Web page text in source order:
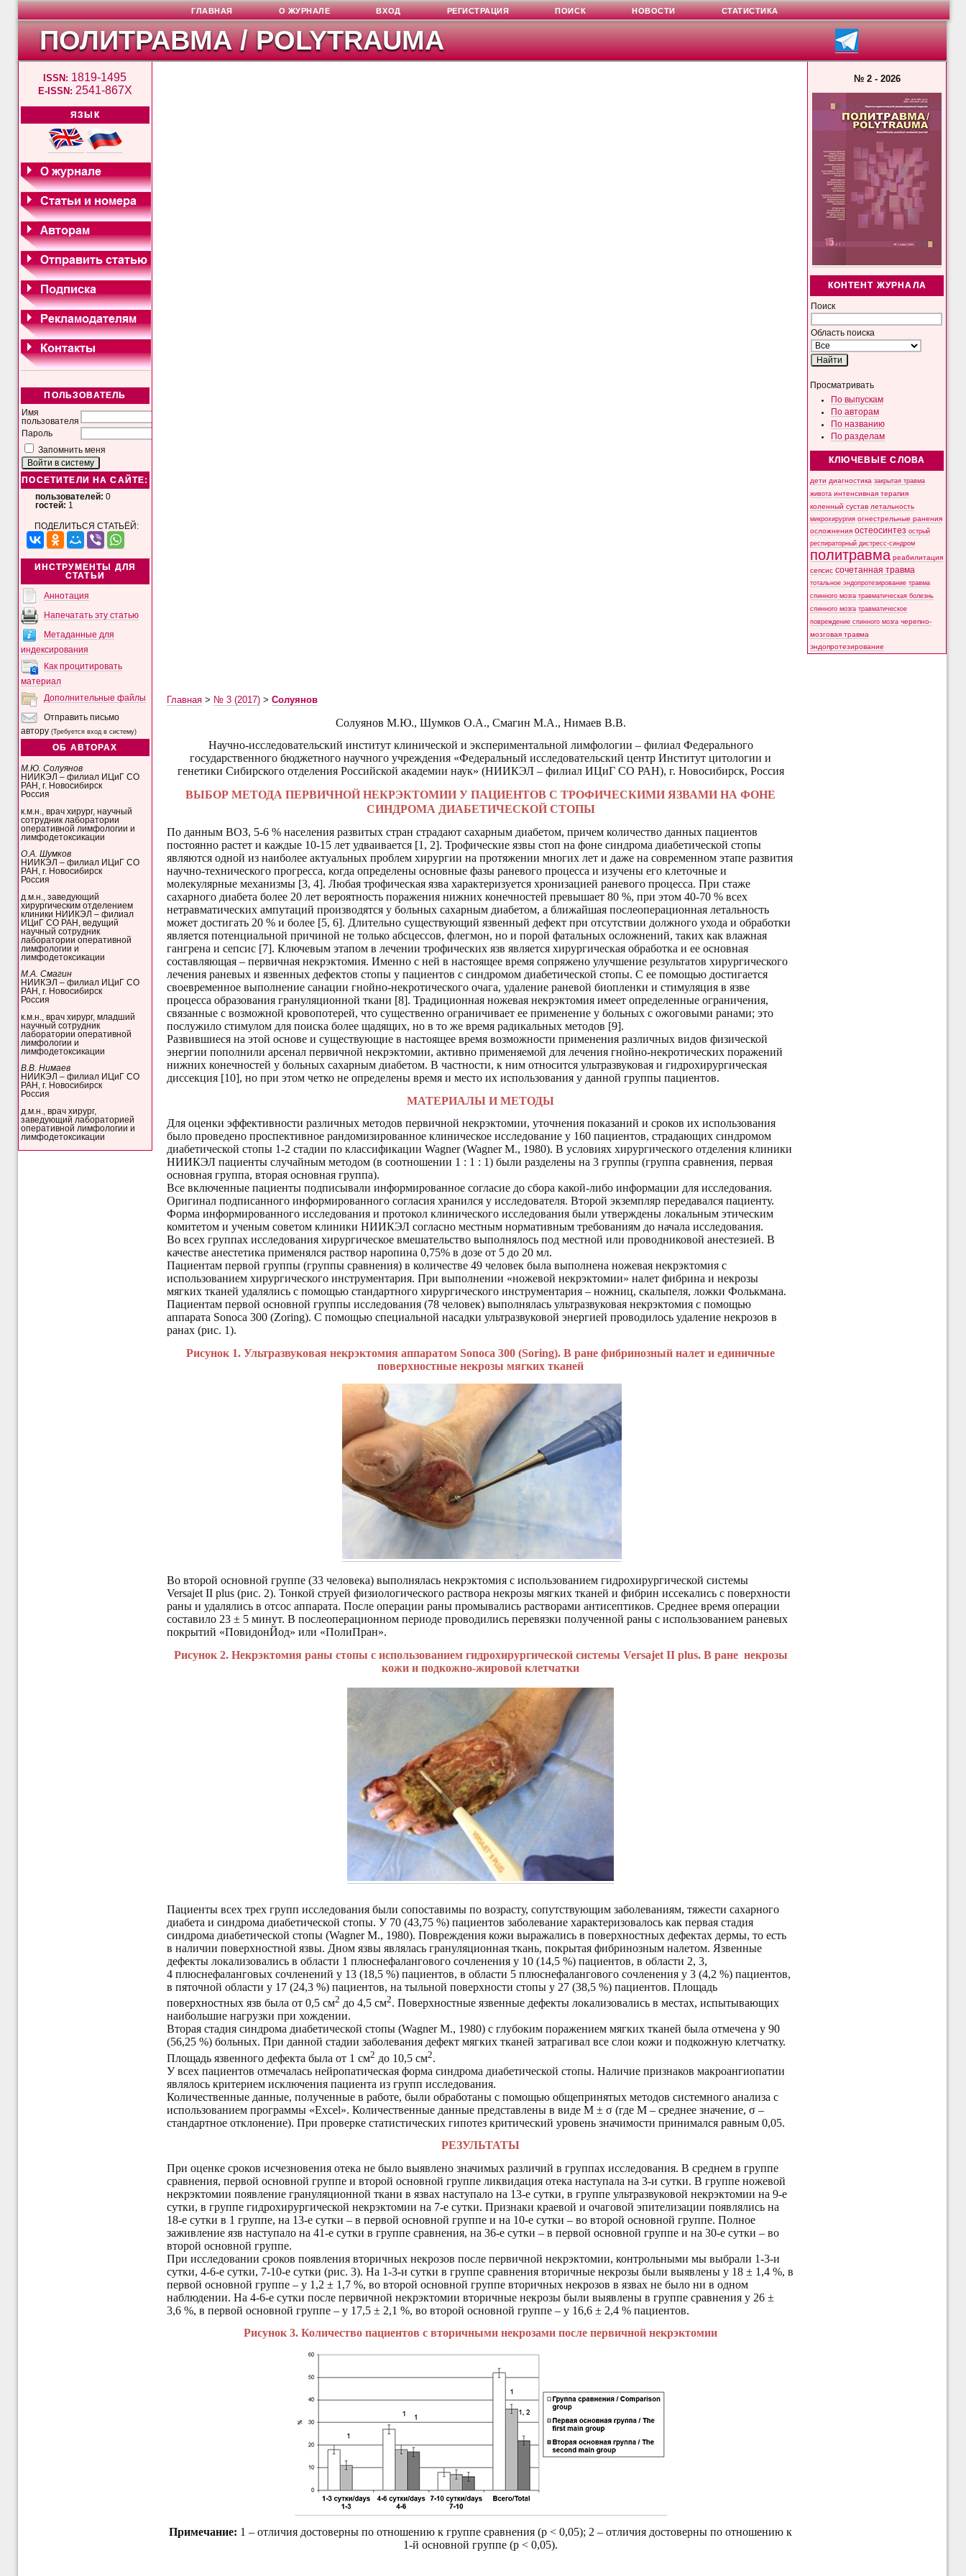
ПОЛИТРАВМА / POLYTRAUMA
ISSN: 1819-1495
E-ISSN: 2541-867X
ЯЗЫК
ПОЛЬЗОВАТЕЛЬ
Имя
пользователя
Пароль
Запомнить меня
ПОСЕТИТЕЛИ НА САЙТЕ:
пользователей: 0
гостей: 1
ПОДЕЛИТЬСЯ СТАТЬЁЙ:
ИНСТРУМЕНТЫ ДЛЯ
СТАТЬИ
Аннотация
Напечатать эту статью
Метаданные для
индексирования
Как процитировать
материал
Дополнительные файлы
Отправить письмо
автору(Требуется вход в систему)
ОБ АВТОРАХ
М.Ю. Солуянов
НИИКЭЛ – филиал ИЦиГ СО
РАН, г. Новосибирск
Россия
к.м.н., врач хирург, научный
сотрудник лаборатории
оперативной лимфологии и
лимфодетоксикации
О.А. Шумков
НИИКЭЛ – филиал ИЦиГ СО
РАН, г. Новосибирск
Россия
д.м.н., заведующий
хирургическим отделением
клиники НИИКЭЛ – филиал
ИЦиГ СО РАН, ведущий
научный сотрудник
лаборатории оперативной
лимфологии и
лимфодетоксикации
М.А. Смагин
НИИКЭЛ – филиал ИЦиГ СО
РАН, г. Новосибирск
Россия
к.м.н., врач хирург, младший
научный сотрудник
лаборатории оперативной
лимфологии и
лимфодетоксикации
В.В. Нимаев
НИИКЭЛ – филиал ИЦиГ СО
РАН, г. Новосибирск
Россия
д.м.н., врач хирург,
заведующий лабораторией
оперативной лимфологии и
лимфодетоксикации
№ 2 - 2026
КОНТЕНТ ЖУРНАЛА
Поиск
Область поиска
Просматривать
По выпускам
По авторам
По названию
По разделам
КЛЮЧЕВЫЕ СЛОВА
дети диагностика закрытая травма
живота интенсивная терапия
коленный сустав летальность
микрохирургия огнестрельные ранения
осложнения остеосинтез острый
респираторный дистресс-синдром
политравма реабилитация
сепсис сочетанная травма
тотальное эндопротезирование травма
спинного мозга травматическая болезнь
спинного мозга травматическое
повреждение спинного мозга черепно-
мозговая травма
эндопротезирование
ГЛАВНАЯ О ЖУРНАЛЕ ВХОД РЕГИСТРАЦИЯ ПОИСК НОВОСТИ СТАТИСТИКА
Главная> № 3 (2017)> Солуянов
Солуянов М.Ю., Шумков О.А., Смагин М.А., Нимаев В.В.
Научно-исследовательский институт клинической и экспериментальной лимфологии – филиал Федерального
государственного бюджетного научного учреждения «Федеральный исследовательский центр Институт цитологии и
генетики Сибирского отделения Российской академии наук» (НИИКЭЛ – филиал ИЦиГ СО РАН), г. Новосибирск, Россия
ВЫБОР МЕТОДА ПЕРВИЧНОЙ НЕКРЭКТОМИИ У ПАЦИЕНТОВ С ТРОФИЧЕСКИМИ ЯЗВАМИ НА ФОНЕ
СИНДРОМА ДИАБЕТИЧЕСКОЙ СТОПЫ
По данным ВОЗ, 5-6 % населения развитых стран страдают сахарным диабетом, причем количество данных пациентов
постоянно растет и каждые 10-15 лет удваивается [1, 2]. Трофические язвы стоп на фоне синдрома диабетической стопы
являются одной из наиболее актуальных проблем хирургии на протяжении многих лет и даже на современном этапе развития
научно-технического прогресса, когда определены основные фазы раневого процесса и изучены его клеточные и
молекулярные механизмы [3, 4]. Любая трофическая язва характеризуется хронизацией раневого процесса. При стаже
сахарного диабета более 20 лет вероятность поражения нижних конечностей превышает 80 %, при этом 40-70 % всех
нетравматических ампутаций производятся у больных сахарным диабетом, а ближайшая послеоперационная летальность
может достигать 20 % и более [5, 6]. Длительно существующий язвенный дефект при отсутствии должного ухода и обработки
является потенциальной причиной не только абсцессов, флегмон, но и порой фатальных осложнений, таких как влажная
гангрена и сепсис [7]. Ключевым этапом в лечении трофических язв является хирургическая обработка и ее основная
составляющая – первичная некрэктомия. Именно с ней в настоящее время сопряжено улучшение результатов хирургического
лечения раневых и язвенных дефектов стопы у пациентов с синдромом диабетической стопы. С ее помощью достигается
своевременное выполнение санации гнойно-некротического очага, удаление раневой биопленки и стимуляция в язве
процесса образования грануляционной ткани [8]. Традиционная ножевая некрэктомия имеет определенные ограничения,
связанные с возможной кровопотерей, что существенно ограничивает ее применение у больных с ожоговыми ранами; это
послужило стимулом для поиска более щадящих, но в то же время радикальных методов [9].
Развившиеся на этой основе и существующие в настоящее время возможности применения различных видов физической
энергии пополнили арсенал первичной некрэктомии, активно применяемой для лечения гнойно-некротических поражений
нижних конечностей у больных сахарным диабетом. В частности, к ним относится ультразвуковая и гидрохирургическая
диссекция [10], но при этом четко не определены время и место их использования у данной группы пациентов.
МАТЕРИАЛЫ И МЕТОДЫ
Для оценки эффективности различных методов первичной некрэктомии, уточнения показаний и сроков их использования
было проведено проспективное рандомизированное клиническое исследование у 160 пациентов, страдающих синдромом
диабетической стопы 1-2 стадии по классификации Wagner (Wagner М., 1980). В условиях хирургического отделения клиники
НИИКЭЛ пациенты случайным методом (в соотношении 1 : 1 : 1) были разделены на 3 группы (группа сравнения, первая
основная группа, вторая основная группа).
Все включенные пациенты подписывали информированное согласие до сбора какой-либо информации для исследования.
Оригинал подписанного информированного согласия хранился у исследователя. Второй экземпляр передавался пациенту.
Форма информированного исследования и протокол клинического исследования были утверждены локальным этическим
комитетом и ученым советом клиники НИИКЭЛ согласно местным нормативным требованиям до начала исследования.
Во всех группах исследования хирургическое вмешательство выполнялось под местной или проводниковой анестезией. В
качестве анестетика применялся раствор наропина 0,75% в дозе от 5 до 20 мл.
Пациентам первой группы (группы сравнения) в количестве 49 человек была выполнена ножевая некрэктомия с
использованием хирургического инструментария. При выполнении «ножевой некрэктомии» налет фибрина и некрозы
мягких тканей удалялись с помощью стандартного хирургического инструментария – ножниц, скальпеля, ложки Фолькмана.
Пациентам первой основной группы исследования (78 человек) выполнялась ультразвуковая некрэктомия с помощью
аппарата Sonoca 300 (Zoring). С помощью специальной насадки ультразвуковой энергией проводилось удаление некрозов в
ранах (рис. 1).
Рисунок 1. Ультразвуковая некрэктомия аппаратом Sonoca 300 (Soring). В ране фибринозный налет и единичные
поверхностные некрозы мягких тканей
Во второй основной группе (33 человека) выполнялась некрэктомия с использованием гидрохирургической системы
Versajet II plus (рис. 2). Тонкой струей физиологического раствора некрозы мягких тканей и фибрин иссекались с поверхности
раны и удалялись в отсос аппарата. После операции раны промывались растворами антисептиков. Среднее время операции
составило 23 ± 5 минут. В послеоперационном периоде проводились перевязки полученной раны с использованием раневых
покрытий «ПовидонЙод» или «ПолиПран».
Рисунок 2. Некрэктомия раны стопы с использованием гидрохирургической системы Versajet II plus. В ране некрозы
кожи и подкожно-жировой клетчатки
Пациенты всех трех групп исследования были сопоставимы по возрасту, сопутствующим заболеваниям, тяжести сахарного
диабета и синдрома диабетической стопы. У 70 (43,75 %) пациентов заболевание характеризовалось как первая стадия
синдрома диабетической стопы (Wagner М., 1980). Повреждения кожи выражались в поверхностных дефектах дермы, то есть
в наличии поверхностной язвы. Дном язвы являлась грануляционная ткань, покрытая фибринозным налетом. Язвенные
дефекты локализовались в области 1 плюснефалангового сочленения у 10 (14,5 %) пациентов, в области 2, 3,
4 плюснефаланговых сочленений у 13 (18,5 %) пациентов, в области 5 плюснефалангового сочленения у 3 (4,2 %) пациентов,
в пяточной области у 17 (24,3 %) пациентов, на тыльной поверхности стопы у 27 (38,5 %) пациентов. Площадь
поверхностных язв была от 0,5 см2 до 4,5 см2. Поверхностные язвенные дефекты локализовались в местах, испытывающих
наибольшие нагрузки при хождении.
Вторая стадия синдрома диабетической стопы (Wagner М., 1980) с глубоким поражением мягких тканей была отмечена у 90
(56,25 %) больных. При данной стадии заболевания дефект мягких тканей затрагивал все слои кожи и подкожную клетчатку.
Площадь язвенного дефекта была от 1 см2 до 10,5 см2.
У всех пациентов отмечалась нейропатическая форма синдрома диабетической стопы. Наличие признаков макроангиопатии
являлось критерием исключения пациента из групп исследования.
Количественные данные, полученные в работе, были обработаны с помощью общепринятых методов системного анализа с
использованием программы «Excel». Количественные данные представлены в виде М ± σ (где М – среднее значение, σ –
стандартное отклонение). При проверке статистических гипотез критический уровень значимости принимался равным 0,05.
РЕЗУЛЬТАТЫ
При оценке сроков исчезновения отека не было выявлено значимых различий в группах исследования. В среднем в группе
сравнения, первой основной группе и второй основной группе ликвидация отека наступала на 3-и сутки. В группе ножевой
некрэктомии появление грануляционной ткани в язвах наступало на 13-е сутки, в группе ультразвуковой некрэктомии на 9-е
сутки, в группе гидрохирургической некрэктомии на 7-е сутки. Признаки краевой и очаговой эпителизации появлялись на
18-е сутки в 1 группе, на 13-е сутки – в первой основной группе и на 10-е сутки – во второй основной группе. Полное
заживление язв наступало на 41-е сутки в группе сравнения, на 36-е сутки – в первой основной группе и на 30-е сутки – во
второй основной группе.
При исследовании сроков появления вторичных некрозов после первичной некрэктомии, контрольными мы выбрали 1-3-и
сутки, 4-6-е сутки, 7-10-е сутки (рис. 3). На 1-3-и сутки в группе сравнения вторичные некрозы были выявлены у 18 ± 1,4 %, в
первой основной группе – у 1,2 ± 1,7 %, во второй основной группе вторичных некрозов в язвах не было ни в одном
наблюдении. На 4-6-е сутки после первичной некрэктомии вторичные некрозы были выявлены в группе сравнения у 26 ±
3,6 %, в первой основной группе – у 17,5 ± 2,1 %, во второй основной группе – у 16,6 ± 2,4 % пациентов.
Рисунок 3. Количество пациентов с вторичными некрозами после первичной некрэктомии
Примечание: 1 – отличия достоверны по отношению к группе сравнения (р < 0,05); 2 – отличия достоверны по отношению к
1-й основной группе (р < 0,05).